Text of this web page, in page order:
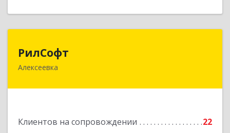
РилСофт
Алексеевка
Клиентов на сопровождении
22
309850, Белгородская обл, Алексеевский р-н,